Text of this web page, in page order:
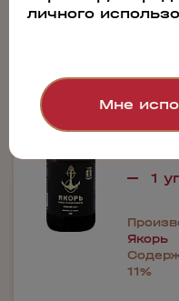
0.25л
Якорь
11%
личного
Мне